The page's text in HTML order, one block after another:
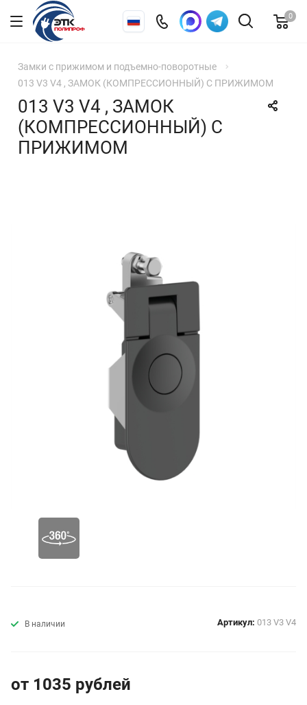
0
Замки с прижимом и подъемно-поворотные
013 V3 V4 , ЗАМОК (КОМПРЕССИОННЫЙ) С ПРИЖИМОМ
013 V3 V4 , ЗАМОК
(КОМПРЕССИОННЫЙ) С
ПРИЖИМОМ
В наличии Артикул: 013 V3 V4
от 1035 рублей